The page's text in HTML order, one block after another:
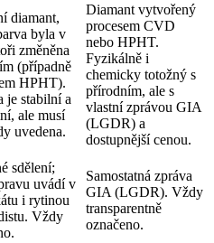
diamant,
byla v
změněna
(případně
HPHT).
je stabilní a
ale musí
uvedena.
Diamant vytvořený
procesem CVD
nebo HPHT.
Fyzikálně i
chemicky totožný s
přírodním, ale s
vlastní zprávou GIA
(LGDR) a
dostupnější cenou.
sdělení;
uvádí v
i rytinou
Vždy
Samostatná zpráva
GIA (LGDR). Vždy
transparentně
označeno.